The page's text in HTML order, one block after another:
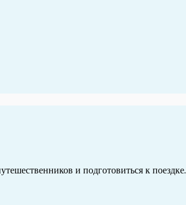
и подготовиться к поездке.